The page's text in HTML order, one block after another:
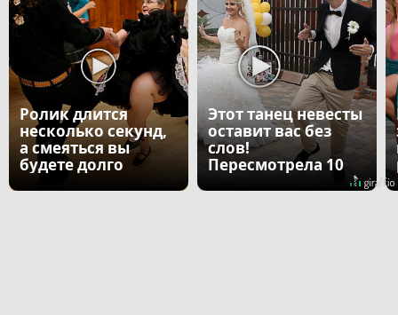
Ролик длится
несколько секунд,
а смеяться вы
будете долго
Этот танец невесты
оставит вас без
слов!
Пересмотрела 10